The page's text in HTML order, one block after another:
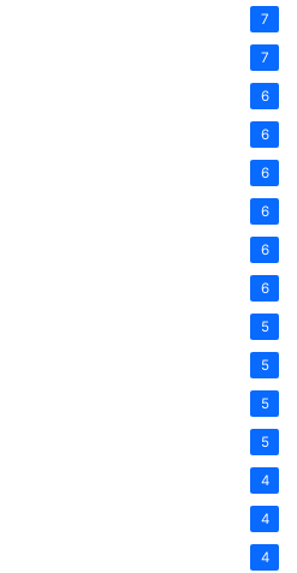
7
7
6
6
6
6
6
6
5
5
5
5
4
4
4